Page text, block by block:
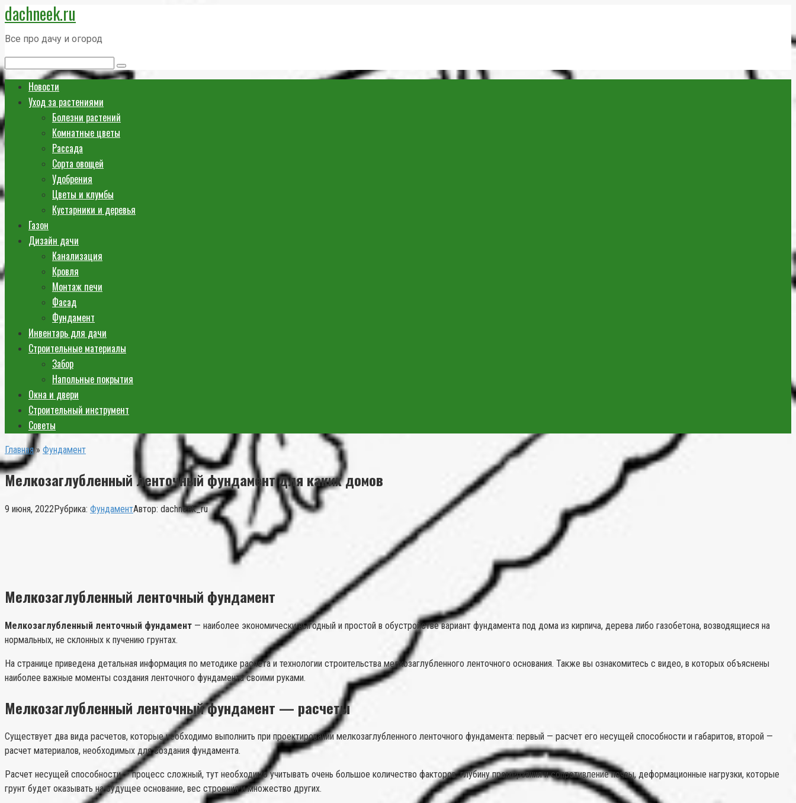
Перейти
к
контенту
dachneek.ru
Все про дачу и огород
Новости
Уход за растениями
Болезни растений
Комнатные цветы
Рассада
Сорта овощей
Удобрения
Цветы и клумбы
Кустарники и деревья
Газон
Дизайн дачи
Канализация
Кровля
Монтаж печи
Фасад
Фундамент
Инвентарь для дачи
Строительные материалы
Забор
Напольные покрытия
Окна и двери
Строительный инструмент
Советы
Главная » Фундамент
Мелкозаглубленный ленточный фундамент для каких домов
9 июня, 2022Рубрика: ФундаментАвтор: dachneek_ru
Мелкозаглубленный ленточный фундамент
Мелкозаглубленный ленточный фундамент — наиболее экономически выгодный и простой в обустройстве вариант фундамента под дома из кирпича, дерева либо газобетона, возводящиеся на
нормальных, не склонных к пучению грунтах.
На странице приведена детальная информация по методике расчета и технологии строительства мелкозаглубленного ленточного основания. Также вы ознакомитесь с видео, в которых объяснены
наиболее важные моменты создания ленточного фундамента своими руками.
Мелкозаглубленный ленточный фундамент — расчеты
Существует два вида расчетов, которые необходимо выполнить при проектировании мелкозаглубленного ленточного фундамента: первый — расчет его несущей способности и габаритов, второй —
расчет материалов, необходимых для создания фундамента.
Расчет несущей способности — процесс сложный, тут необходимо учитывать очень большое количество факторов: глубину промерзания и сопротивление почвы, деформационные нагрузки, которые
грунт будет оказывать на будущее основание, вес строения и множество других.